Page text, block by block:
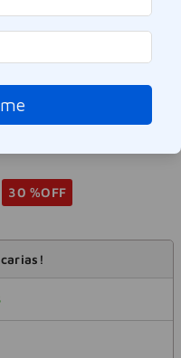
Aceite de
30 Cápsulas
30 %OFF